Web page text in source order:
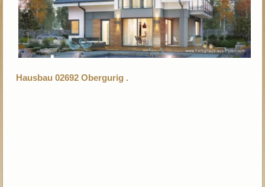
Hausbau 02692 Obergurig .